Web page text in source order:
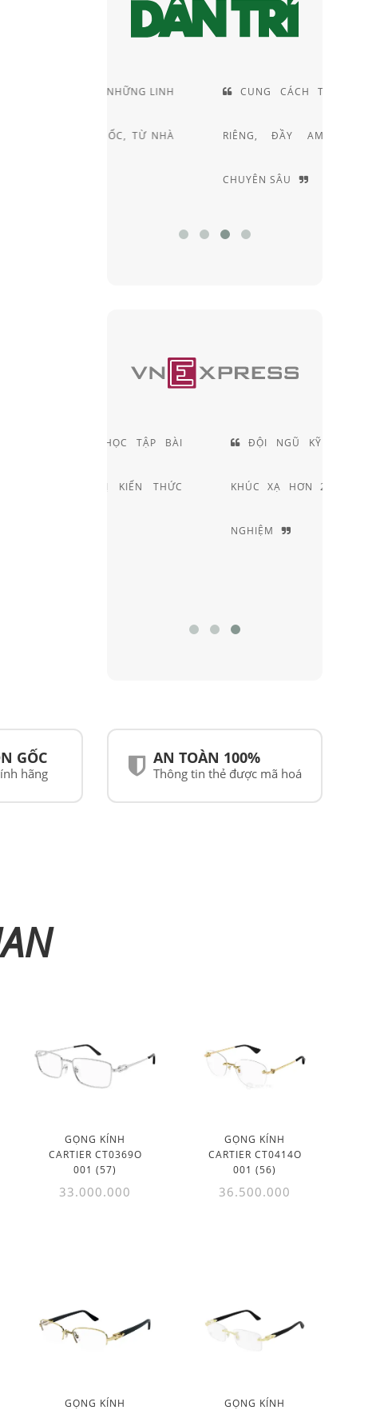
CUNG CÁCH TƯ VẤN RẤT
RIÊNG, ĐẦY AM HIỂU VÀ
ĐỘI NGŨ KỸ THUẬT VIÊN
KHÚC XẠ HƠN 20 NĂM KINH
GỐC
hãng
AN TOÀN 100%
Thông tin thẻ được mã hoá
GỌNG KÍNH
CARTIER CT0369O
001 (57)
33.000.000
GỌNG KÍNH
CARTIER CT0414O
001 (56)
36.500.000
GỌNG KÍNH GỌNG KÍNH